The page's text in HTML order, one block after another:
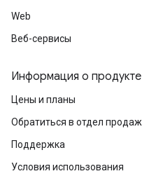
Web
Веб-сервисы
Информация о продукте
Цены и планы
Обратиться в отдел продаж
Поддержка
Условия использования